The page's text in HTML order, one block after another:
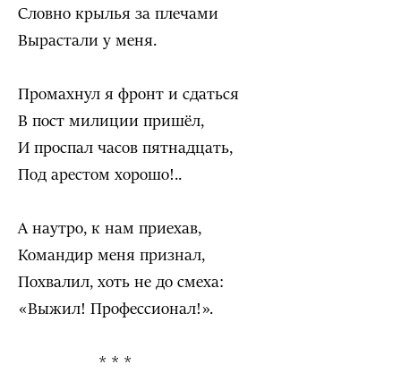
Словно крылья за плечами
Вырастали у меня.
Промахнул я фронт и сдаться
В пост милиции пришёл,
И проспал часов пятнадцать,
Под арестом хорошо!..
А наутро, к нам приехав,
Командир меня признал,
Похвалил, хоть не до смеха:
«Выжил! Профессионал!».
* * *